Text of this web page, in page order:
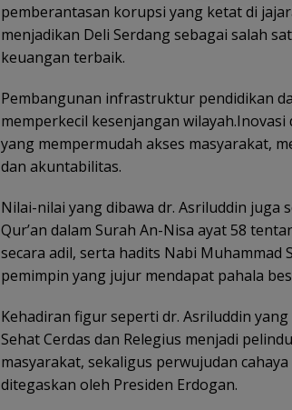
pemberantasan korupsi yang ketat di
menjadikan Deli Serdang sebagai salah
keuangan terbaik.
Pembangunan infrastruktur pendidikan
memperkecil kesenjangan
yang mempermudah akses masyarakat,
dan akuntabilitas.
Nilai-nilai yang dibawa dr. Asriluddin juga
Qur’an dalam Surah An-Nisa ayat 58
secara adil, serta hadits Nabi Muhammad
pemimpin yang jujur mendapat pahala
Kehadiran figur seperti dr. Asriluddin
Sehat Cerdas dan Relegius menjadi
masyarakat, sekaligus perwujudan
ditegaskan oleh Presiden Erdogan.